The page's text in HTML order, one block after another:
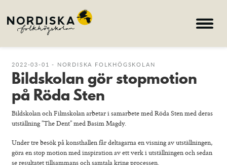
Hem
Kurser
Om skolan
Nyheter
Konferens & B&B
Nordiska deltagare
2022-03-01 - NORDISKA FOLKHÖGSKOLAN
Bildskolan gör stopmotion
på Röda Sten
Bildskolan och Filmskolan arbetar i samarbete med Röda Sten med deras
utställning ”The Dent” med Basim Magdy.
Under tre besök på konsthallen får deltagarna en visning av utställningen,
göra en stop motion med inspiration av ett verk i utställningen och sedan
se resultatet tillsammans och samtala kring processen.